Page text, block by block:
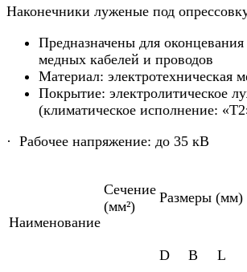
Наконечники луженые под
Предназначены для оконцевания
медных кабелей и проводов
Материал: электротехническая
Покрытие: электролитическое
(климатическое исполнение:
· Рабочее напряжение: до 35 кВ
Наименование
Сечение
(мм²)
Размеры (мм)
D
B L